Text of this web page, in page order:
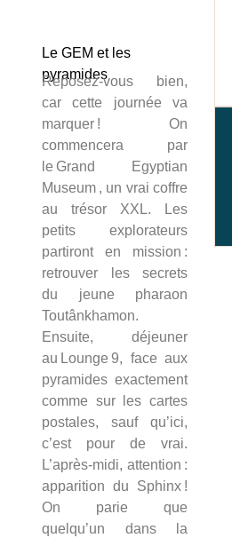
Le GEM et les
pyramides
Reposez‑vous bien,
car cette journée va
marquer ! On
commencera par
le Grand Egyptian
Museum , un vrai coffre
au trésor XXL. Les
petits explorateurs
partiront en mission :
retrouver les secrets
du jeune pharaon
Toutânkhamon.
Ensuite, déjeuner
au Lounge 9, face aux
pyramides exactement
comme sur les cartes
postales, sauf qu’ici,
c’est pour de vrai.
L’après‑midi, attention :
apparition du Sphinx !
On parie que
quelqu’un dans la